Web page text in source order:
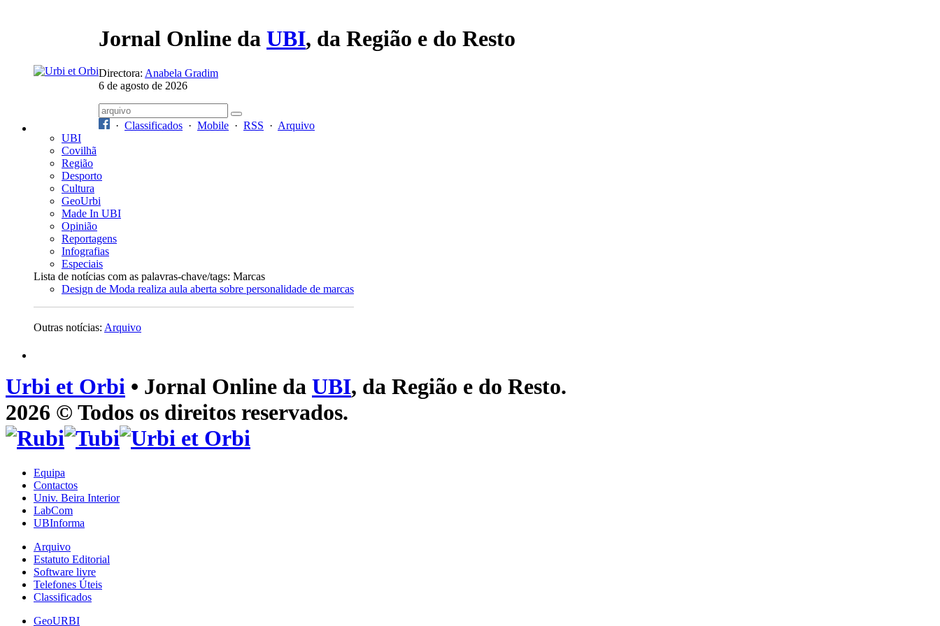
Jornal Online da UBI, da Região e do Resto
Directora: Anabela Gradim
6 de agosto de 2026
· Classificados · Mobile · RSS · Arquivo
UBI
Covilhã
Região
Desporto
Cultura
GeoUrbi
Made In UBI
Opinião
Reportagens
Infografias
Especiais
Lista de notícias com as palavras-chave/tags: Marcas
Design de Moda realiza aula aberta sobre personalidade de marcas
Outras notícias: Arquivo
Urbi et Orbi • Jornal Online da UBI, da Região e do Resto.
2026 © Todos os direitos reservados.
Equipa
Contactos
Univ. Beira Interior
LabCom
UBInforma
Arquivo
Estatuto Editorial
Software livre
Telefones Úteis
Classificados
GeoURBI